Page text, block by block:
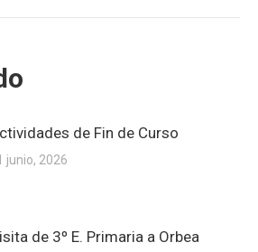
de Fin de Curso
junio, 2026
de 3º E. Primaria a Orbea